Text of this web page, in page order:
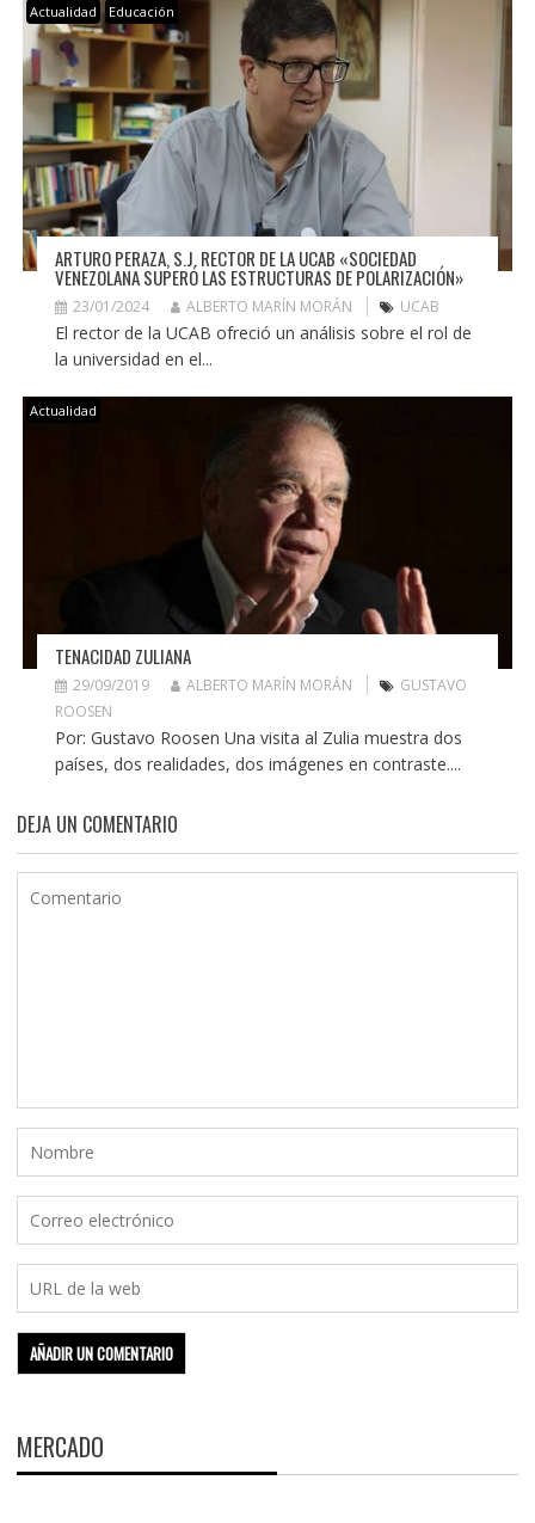
Actualidad Educación
ARTURO PERAZA, S.J. RECTOR DE LA UCAB «SOCIEDAD
VENEZOLANA SUPERÓ LAS ESTRUCTURAS DE POLARIZACIÓN»
23/01/2024 ALBERTO MARÍN MORÁN UCAB
El rector de la UCAB ofreció un análisis sobre el rol de
la universidad en el...
Actualidad
TENACIDAD ZULIANA
29/09/2019 ALBERTO MARÍN MORÁN
GUSTAVO
ROOSEN
Por: Gustavo Roosen Una visita al Zulia muestra dos
países, dos realidades, dos imágenes en contraste....
DEJA UN COMENTARIO
MERCADO